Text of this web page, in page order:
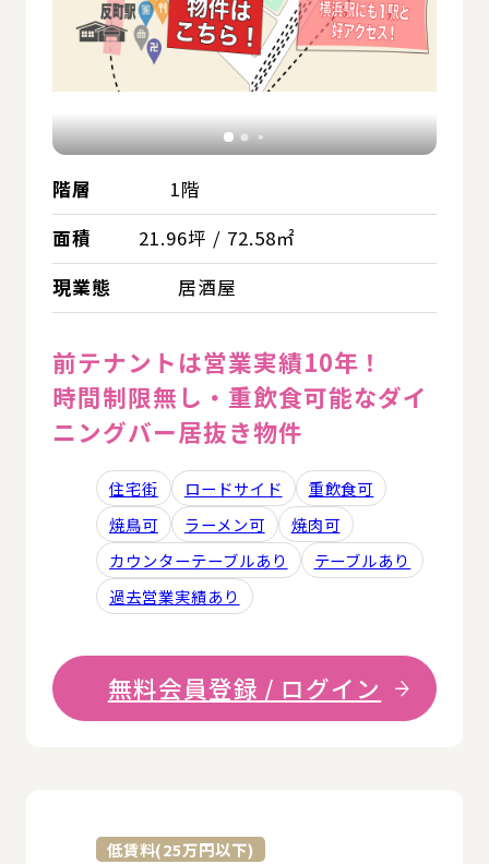
階層
1階
面積
21.96坪 / 72.58㎡
現業態
居酒屋
前テナントは営業実績10年！
時間制限無し・重飲食可能なダイ
ニングバー居抜き物件
住宅街 ロードサイド
重飲食可
焼鳥可
ラーメン可
焼肉可
カウンターテーブルあり
テーブルあり
過去営業実績あり
無料会員登録 / ログイン
低賃料(25万円以下)